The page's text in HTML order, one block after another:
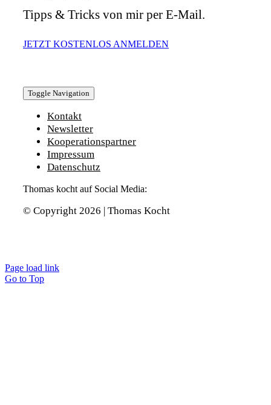
Tipps & Tricks von mir per E-Mail.
JETZT KOSTENLOS ANMELDEN
Toggle Navigation
Kontakt
Newsletter
Kooperationspartner
Impressum
Datenschutz
Thomas kocht auf Social Media:
© Copyright 2026 | Thomas Kocht
Page load link
Go to Top